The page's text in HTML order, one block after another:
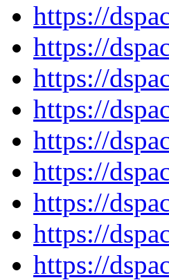
https://
https://
https://
https://
https://
https://
https://
https://
https://